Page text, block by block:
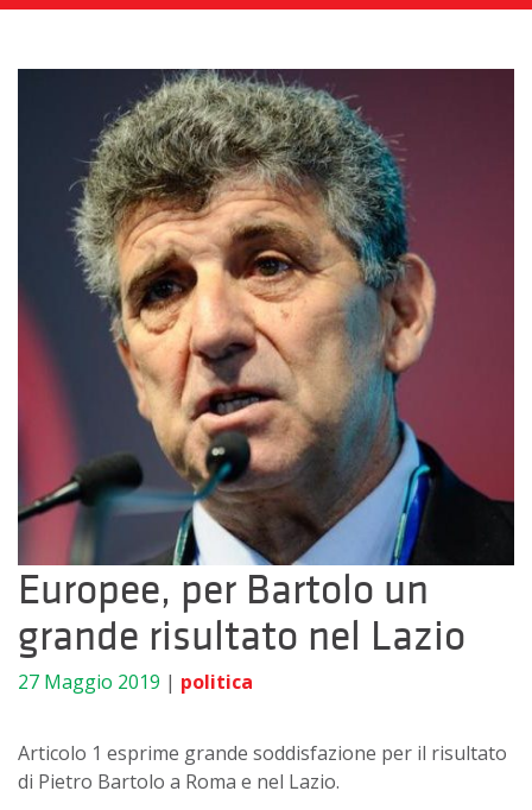
Europee, per Bartolo un
grande risultato nel Lazio
27 Maggio 2019 | politica
Articolo 1 esprime grande soddisfazione per il risultato
di Pietro Bartolo a Roma e nel Lazio.